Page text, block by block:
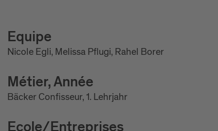
Equipe
Nicole Egli, Melissa Pflugi, Rahel Borer
Métier, Année
Bäcker Confisseur, 1. Lehrjahr